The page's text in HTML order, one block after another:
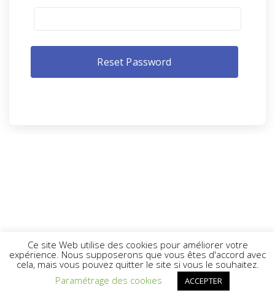
Ce site Web utilise des cookies pour améliorer votre
expérience. Nous supposerons que vous êtes d'accord avec
cela, mais vous pouvez quitter le site si vous le souhaitez.
Paramétrage des cookies
ACCEPTER